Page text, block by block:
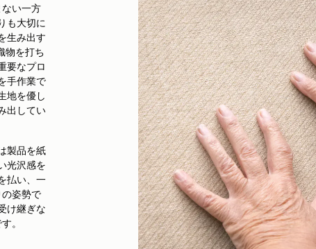
い一方
も大切に
生み出す
物を打ち
要なプロ
手作業で
地を優し
出してい
製品を紙
光沢感を
払い、一
姿勢で
け継ぎな
。